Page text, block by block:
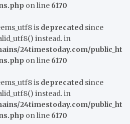
on line 6170
is deprecated since
instead. in
24timestoday.com/public_ht
on line 6170
is deprecated since
instead. in
24timestoday.com/public_ht
on line 6170